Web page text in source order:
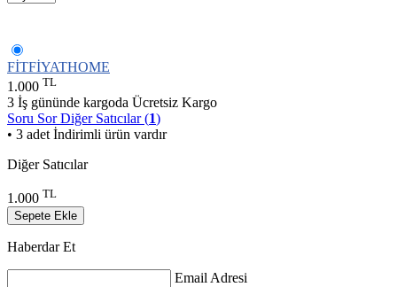
FİTFİYATHOME
1.000 TL
3 İş gününde kargoda Ücretsiz Kargo
Soru SorDiğer Satıcılar (1)
• 3 adet İndirimli ürün vardır
Diğer Satıcılar
1.000 TL
Sepete Ekle
Haberdar Et
Email Adresi